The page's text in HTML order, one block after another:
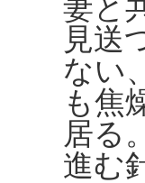
妻と
見送
ない
も焦
居る
進む